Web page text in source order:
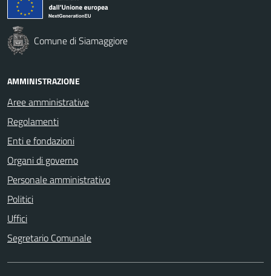
Comune di Siamaggiore
AMMINISTRAZIONE
Aree amministrative
Regolamenti
Enti e fondazioni
Organi di governo
Personale amministrativo
Politici
Uffici
Segretario Comunale